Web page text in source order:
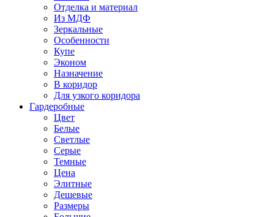
Отделка и материал
Из МДФ
Зеркальные
Особенности
Купе
Эконом
Назначение
В коридор
Для узкого коридора
Гардеробные
Цвет
Белые
Светлые
Серые
Темные
Цена
Элитные
Дешевые
Размеры